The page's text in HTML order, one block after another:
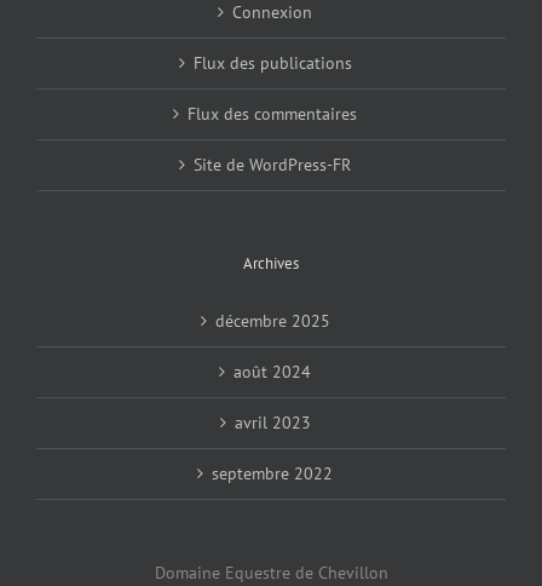
Connexion
Flux des publications
Flux des commentaires
Site de WordPress-FR
Archives
décembre 2025
août 2024
avril 2023
septembre 2022
Domaine Equestre de Chevillon